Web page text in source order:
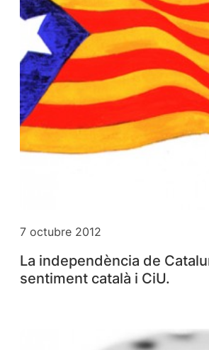
7 octubre 2012
La independència de
sentiment català i CiU.